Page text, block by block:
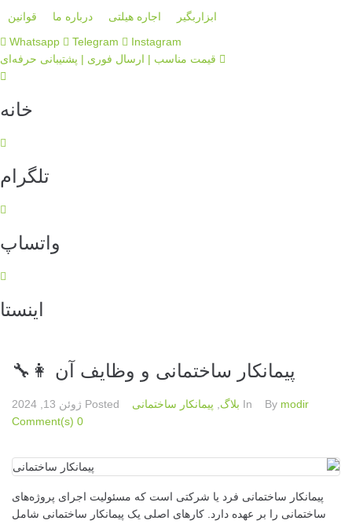
ابزاربگیر اجاره هیلتی درباره ما
قوانین
Whatsapp
Telegram
Instagram
قیمت مناسب | ارسال فوری | پشتیبانی حرفه‌ای
خانه
تلگرام
واتساپ
اینستا
پیمانکار ساختمانی و وظایف آن 👩‍🔧
By modir
In بلاگ پیمانکار ساختمانی Posted ژوئن 13, 2024
0 Comment(s)
پیمانکار ساختمانی فرد یا شرکتی است که مسئولیت اجرای پروژه‌های
ساختمانی را بر عهده دارد. کارهای اصلی یک پیمانکار ساختمانی شامل